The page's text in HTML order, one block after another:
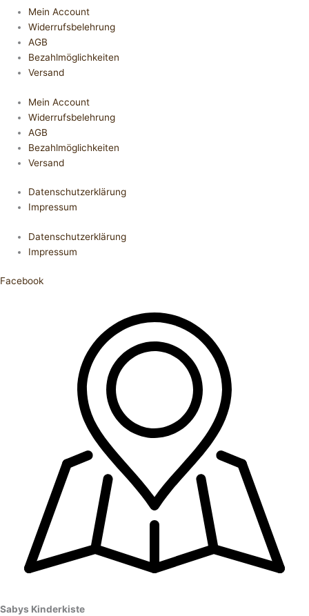
Mein Account
Widerrufsbelehrung
AGB
Bezahlmöglichkeiten
Versand
Mein Account
Widerrufsbelehrung
AGB
Bezahlmöglichkeiten
Versand
Datenschutzerklärung
Impressum
Datenschutzerklärung
Impressum
Facebook
Sabys Kinderkiste